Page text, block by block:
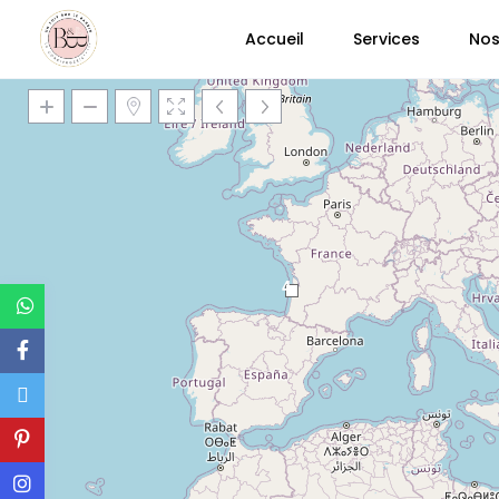
Accueil Services
Chargement des cartes
4